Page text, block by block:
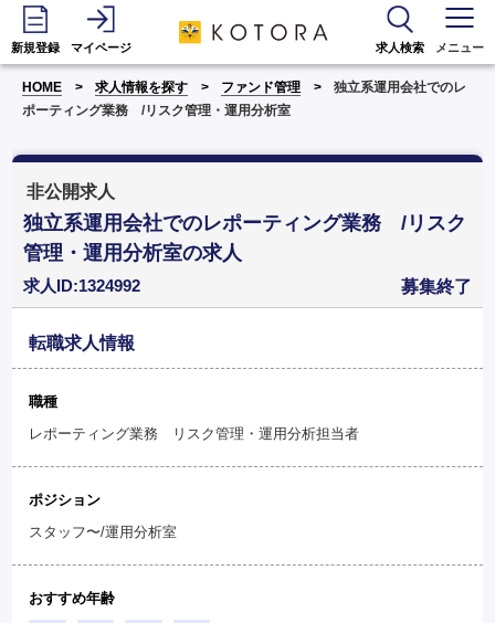
新規登録 マイページ 求人検索 メニュー
HOME 求人情報を探す ファンド管理
独立系運用会社でのレ
ポーティング業務 /リスク管理・運用分析室
非公開求人
独立系運用会社でのレポーティング業務 /リスク
管理・運用分析室の求人
求人ID:1324992 募集終了
転職求人情報
職種
レポーティング業務 リスク管理・運用分析担当者
ポジション
スタッフ〜/運用分析室
おすすめ年齢